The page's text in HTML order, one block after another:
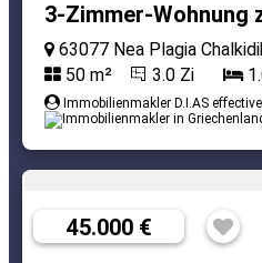
3-Zimmer-Wohnung
63077 Nea Plagia
50 m²
3.0 Zi
Immobilienmakler D.I.AS
45.000 €